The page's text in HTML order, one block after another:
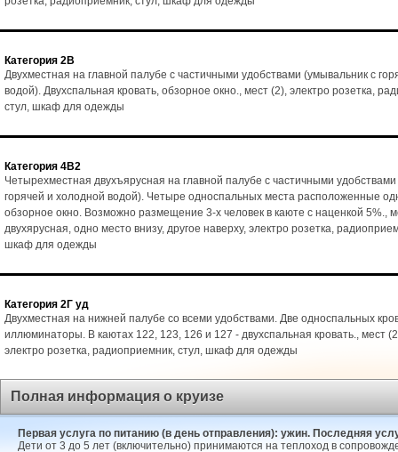
Категория 2В
Двухместная на главной палубе с частичными удобствами (умывальник с
водой). Двухспальная кровать, обзорное окно., мест (2), электро розетка,
стул, шкаф для одежды
Категория 4В2
Четырехместная двухъярусная на главной палубе с частичными удобствами
горячей и холодной водой). Четыре односпальных места расположенные
обзорное окно. Возможно размещение 3-х человек в каюте с наценкой 5%.,
двухярусная, одно место внизу, другое наверху, электро розетка,
шкаф для одежды
Категория 2Г уд
Двухместная на нижней палубе со всеми удобствами. Две односпальных
иллюминаторы. В каютах 122, 123, 126 и 127 - двухспальная кровать., мест
электро розетка, радиоприемник, стул, шкаф для одежды
Полная информация о круизе
Первая услуга по питанию (в день отправления): ужин. Последняя
Дети от 3 до 5 лет (включительно) принимаются на теплоход в